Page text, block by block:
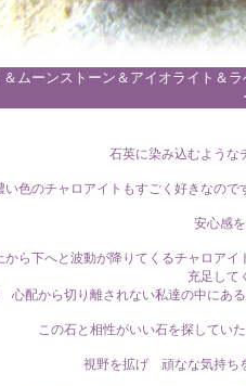
ムーンストーン＆アイオライト＆
石英に染み込むような
い色のチャロアイトもすごく好きなの
安心感
から下へと波動が降りてくるチャロア
充足して
心配から切り離されない私達の中にあ
この石と相性がいい石を探してい
視野を拡げ 頑なな気持ち